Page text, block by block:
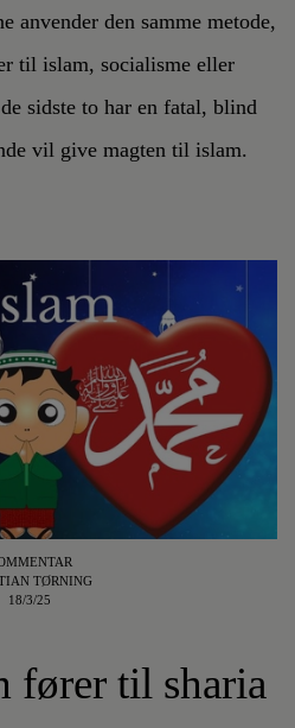
anvender den samme metode,
til islam, socialisme eller
sidste to har en fatal, blind
vil give magten til islam.
TØRNING
18/3/25
fører til sharia